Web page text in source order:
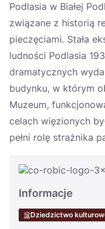
Podlasia w Białej
związane z historią
pieczęciami. Stała
ludności Podlasia
dramatycznych
budynku, w którym
Muzeum,
celach więzionych
pełni rolę strażnika
Informacje
Dziedzictwo